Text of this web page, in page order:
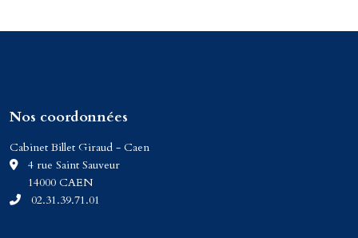
Nos coordonnées
Cabinet Billet Giraud - Caen
4 rue Saint Sauveur
14000 CAEN
02.31.39.71.01